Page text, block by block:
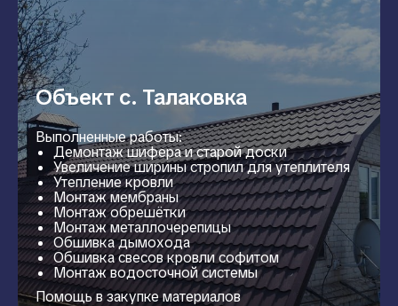
Объект с. Талаковка
Выполненные работы:
Демонтаж шифера и старой доски
Увеличение ширины стропил для утеплителя
Утепление кровли
Монтаж мембраны
Монтаж обрешётки
Монтаж металлочерепицы
Обшивка дымохода
Обшивка свесов кровли софитом
Монтаж водосточной системы
Помощь в закупке материалов